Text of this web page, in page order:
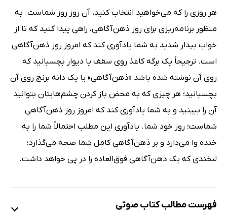
هر روزی را که می‌خواهید انتخاب کنید، آن روز روز شماست. به
منظور برنامه‌ریزی برای روز ذهن‌آگاهی، راهی پیدا کنید که تا از
خواب بیدار شدید به شما یادآوری کند که امروز روز ذهن‌آگاهی
است. ترجیحاً یک برگه کاغذ روی سقف یا دیوار بچسبانید که
روی آن نوشته شده باشد «ذهن‌آگاهی» یا یک دانه برنج روی آن
بچسبانید؛ هر چیزی که به محض باز کردن چشم‌هایتان بتوانید
آن را ببینید و به شما یادآوری کند که امروز روز ذهن‌آگاهی
شماست؛ روز خود شما. یادآوری این مطلب احتمالاً شما را به
خنده وا می‌دارد و بر ذهن‌آگاهی کامل شما صحه می‌گذارد؛
لبخندی که یک ذهن‌آگاهی فوق‌العاده را در پی خواهد داشت.
فهرست مطالب کتاب صوتی